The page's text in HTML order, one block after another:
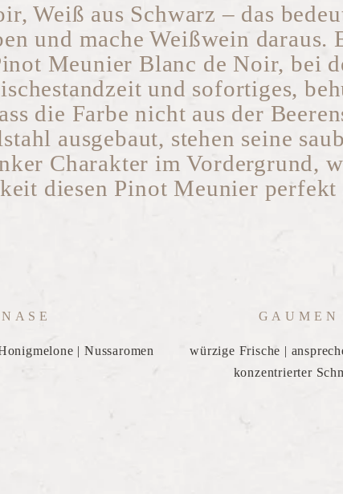
Weiß aus Schwarz – das
und mache Weißwein daraus.
Meunier Blanc de Noir, bei
und sofortiges,
die Farbe nicht aus der
ausgebaut, stehen seine
Charakter im Vordergrund,
diesen Pinot Meunier perfekt
NASE
| Nussaromen
GAUMEN
würzige Frische |
konzentrierter